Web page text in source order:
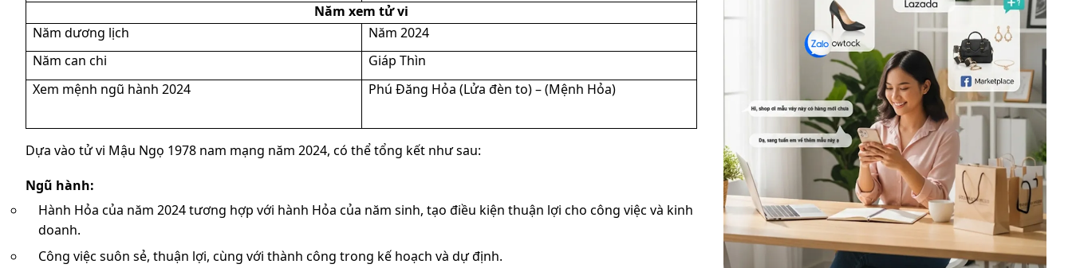
Năm xem tử vi
Năm dương lịch
Năm 2024
Năm can chi
Giáp Thìn
Xem mệnh ngũ hành 2024
Phú Đăng Hỏa (Lửa đèn to) – (Mệnh Hỏa)
Dựa vào tử vi Mậu Ngọ 1978 nam mạng năm 2024, có thể tổng kết như sau:
Ngũ hành:
Hành Hỏa của năm 2024 tương hợp với hành Hỏa của năm sinh, tạo điều kiện thuận lợi cho công việc và kinh
doanh.
Công việc suôn sẻ, thuận lợi, cùng với thành công trong kế hoạch và dự định.